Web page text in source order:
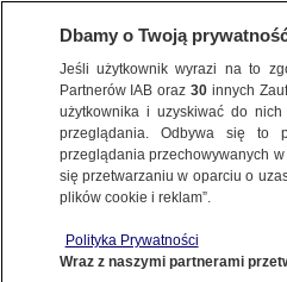
POZNAŃ
19.05.2012, 17:12
Dbamy o Twoją
Jeśli użytkownik wyrazi na to
Partnerów IAB oraz30 innych
użytkownika i uzyskiwać do
przeglądania. Odbywa się to
przeglądania przechowywanych
się przetwarzaniu w oparciu o
plików cookie i reklam”.
Polityka Prywatności
Wraz z naszymi partnerami